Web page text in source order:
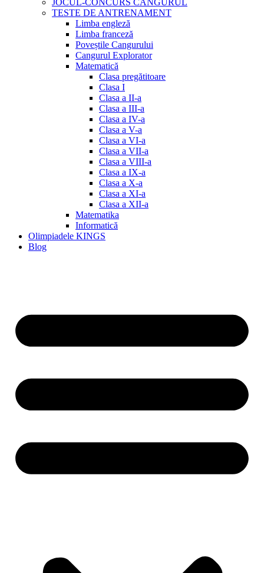
JOCUL-CONCURS CANGURUL
TESTE DE ANTRENAMENT
Limba engleză
Limba franceză
Poveștile Cangurului
Cangurul Explorator
Matematică
Clasa pregătitoare
Clasa I
Clasa a II-a
Clasa a III-a
Clasa a IV-a
Clasa a V-a
Clasa a VI-a
Clasa a VII-a
Clasa a VIII-a
Clasa a IX-a
Clasa a X-a
Clasa a XI-a
Clasa a XII-a
Matematika
Informatică
Olimpiadele KINGS
Blog